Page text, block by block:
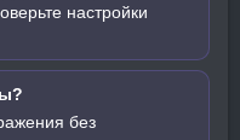
настройки
без